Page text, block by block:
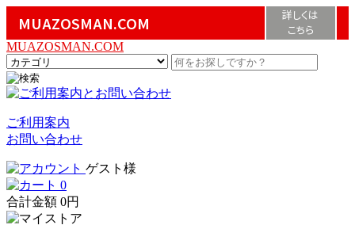
MUAZOSMAN.COM
詳しくは
こちら
MUAZOSMAN.COM
ご利用案内
お問い合わせ
ゲスト様
0
合計金額 0円